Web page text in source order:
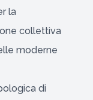
la
collettiva
moderne
di